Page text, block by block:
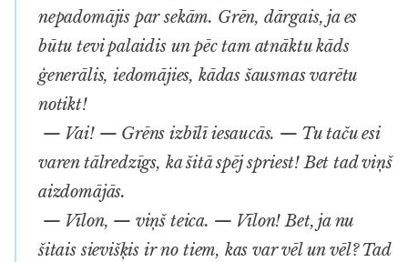
nepadomājis par sekām. Grēn, dārgais, ja es
būtu tevi palaidis un pēc tam atnāktu kāds
ģenerālis, iedomājies, kādas šausmas varētu
notikt!
— Vai! — Grēns izbīlī iesaucās. — Tu taču esi
varen tālredzīgs, ka šitā spēj spriest! Bet tad viņš
aizdomājās.
— Vīlon, — viņš teica. — Vīlon! Bet, ja nu
šitais sievišķis ir no tiem, kas var vēl un vēl? Tad